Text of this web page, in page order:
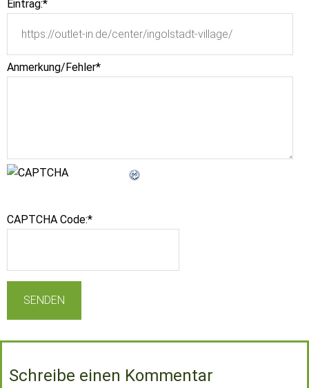
Eintrag:*
Anmerkung/Fehler*
CAPTCHA Code:*
Schreibe einen Kommentar